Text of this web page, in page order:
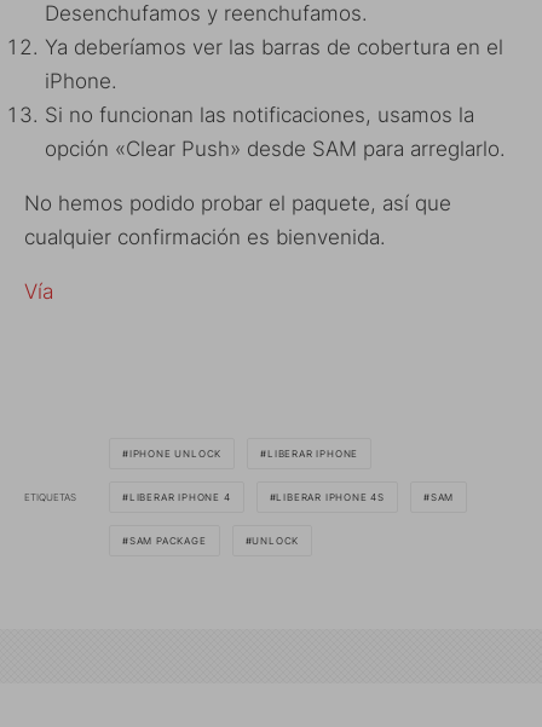
Desenchufamos y reenchufamos.
Ya deberíamos ver las barras de cobertura en el
iPhone.
Si no funcionan las notificaciones, usamos la
opción «Clear Push» desde SAM para arreglarlo.
No hemos podido probar el paquete, así que
cualquier confirmación es bienvenida.
Vía
ETIQUETAS
IPHONE UNLOCK LIBERAR IPHONE
LIBERAR IPHONE 4 LIBERAR IPHONE 4S SAM
SAM PACKAGE UNLOCK